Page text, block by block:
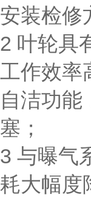
安装检修
2 叶轮具
工作效率
自洁功能
塞；
3 与曝气
耗大幅度